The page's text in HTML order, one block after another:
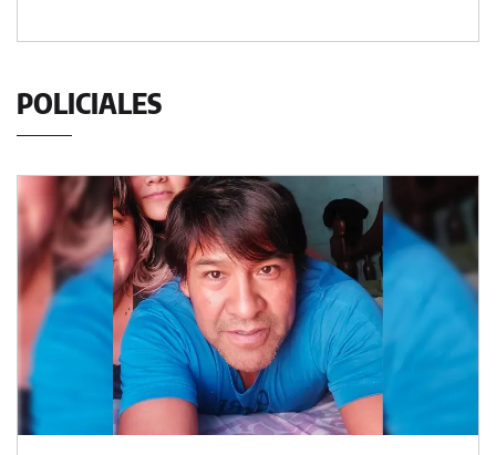
POLICIALES